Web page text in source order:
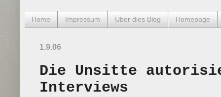
Home Impressum Über dies Blog Homepage
1.9.06
Die Unsitte
Interviews